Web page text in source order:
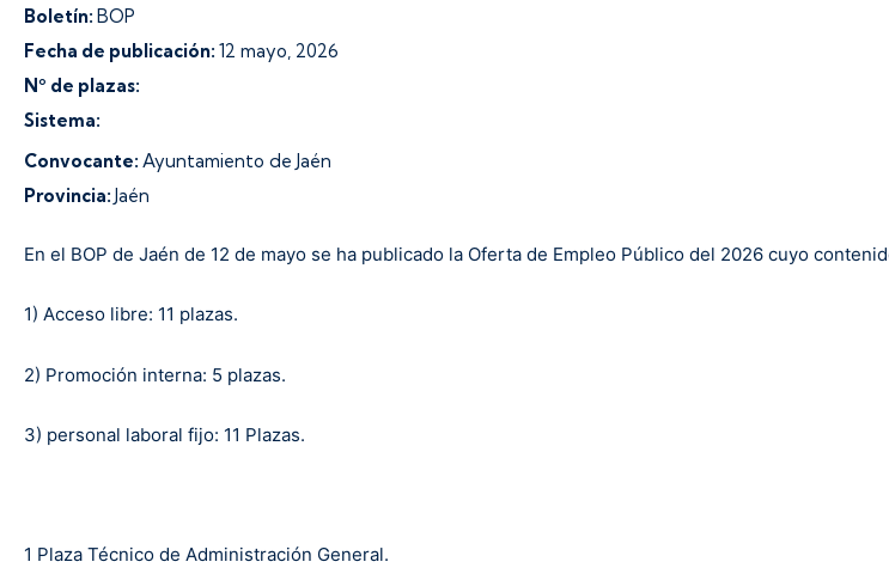
Boletín: BOP
Fecha de publicación: 12 mayo, 2026
Nº de plazas:
Sistema:
Convocante: Ayuntamiento de Jaén
Provincia: Jaén
En el BOP de Jaén de 12 de mayo se ha publicado la Oferta de Empleo Público del 2026 cuyo
1) Acceso libre: 11 plazas.
2) Promoción interna: 5 plazas.
3) personal laboral fijo: 11 Plazas.
1 Plaza Técnico de Administración General.